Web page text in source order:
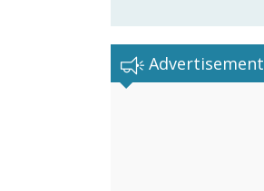
Advertisement